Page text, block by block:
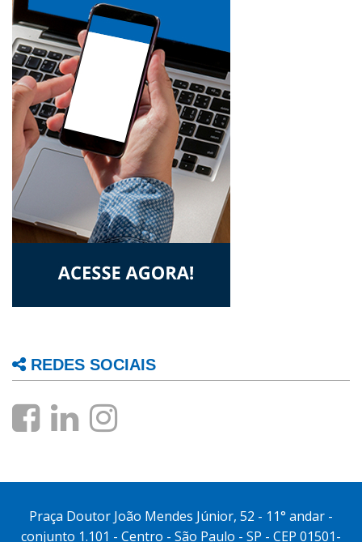
REDES SOCIAIS
Praça Doutor João Mendes Júnior, 52 - 11° andar -
conjunto 1.101 - Centro - São Paulo - SP - CEP 01501-